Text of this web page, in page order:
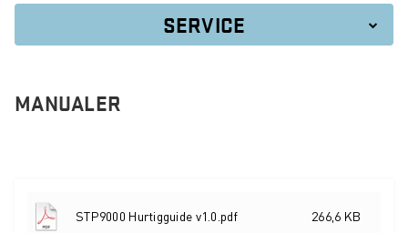
SERVICE
MANUALER
STP9000 Hurtigguide v1.0.pdf 266,6 KB